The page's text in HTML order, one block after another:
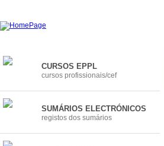
CURSOS EPPL
cursos profissionais/cef
SUMÁRIOS ELECTRÓNICOS
registos dos sumários